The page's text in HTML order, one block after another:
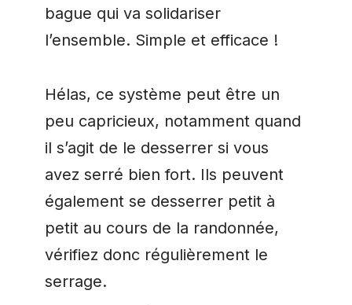
bague qui va solidariser
l’ensemble. Simple et efficace !
Hélas, ce système peut être un
peu capricieux, notamment quand
il s’agit de le desserrer si vous
avez serré bien fort. Ils peuvent
également se desserrer petit à
petit au cours de la randonnée,
vérifiez donc régulièrement le
serrage.